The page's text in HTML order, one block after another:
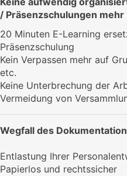
/ Präsenzschulungen mehr
20 Minuten E-Learning
Präsenzschulung
Kein Verpassen mehr auf
etc.
Keine Unterbrechung der
Vermeidung von
Wegfall des
Entlastung Ihrer
Papierlos und rechtssicher